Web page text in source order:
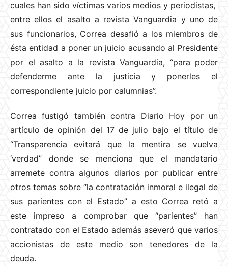
cuales han sido víctimas varios medios y periodistas,
entre ellos el asalto a revista Vanguardia y uno de
sus funcionarios, Correa desafió a los miembros de
ésta entidad a poner un juicio acusando al Presidente
por el asalto a la revista Vanguardia, “para poder
defenderme ante la justicia y ponerles el
correspondiente juicio por calumnias”.
Correa fustigó también contra Diario Hoy por un
artículo de opinión del 17 de julio bajo el título de
“Transparencia evitará que la mentira se vuelva
‘verdad” donde se menciona que el mandatario
arremete contra algunos diarios por publicar entre
otros temas sobre “la contratación inmoral e ilegal de
sus parientes con el Estado” a esto Correa retó a
este impreso a comprobar que “parientes” han
contratado con el Estado además aseveró que varios
accionistas de este medio son tenedores de la
deuda.